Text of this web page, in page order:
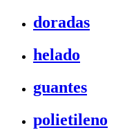
doradas
helado
guantes
polietileno